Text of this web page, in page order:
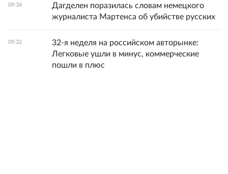
09:34
Дагделен поразилась словам немецкого
журналиста Мартенса об убийстве русских
09:32
32-я неделя на российском авторынке:
Легковые ушли в минус, коммерческие
пошли в плюс